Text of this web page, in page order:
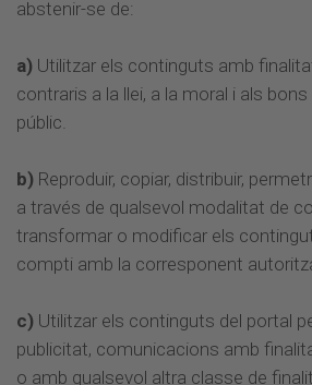
abstenir-se de:
a) Utilitzar els continguts amb
contraris a la llei, a la moral i als
públic.
b) Reproduir, copiar, distribuir,
a través de qualsevol modalitat de
transformar o modificar els
compti amb la corresponent
c) Utilitzar els continguts del portal
publicitat, comunicacions amb
o amb qualsevol altra classe de